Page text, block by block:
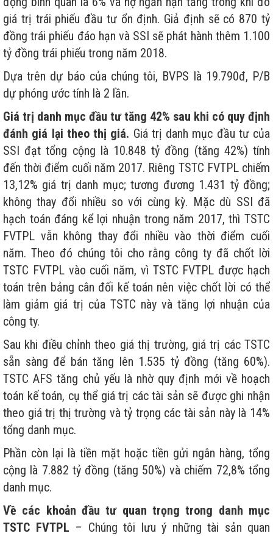
giá trị trái phiếu đầu tư ổn định. Giả định sẽ có 870 tỷ
đồng trái phiếu đáo hạn và SSI sẽ phát hành thêm 1.100
tỷ đồng trái phiếu trong năm 2018.
Dựa trên dự báo của chúng tôi, BVPS là 19.790đ, P/B
dự phóng ước tính là 2 lần.
Giá trị danh mục đầu tư tăng 42% sau khi có quy định
đánh giá lại theo thị giá. Giá trị danh mục đầu tư của
SSI đạt tổng cộng là 10.848 tỷ đồng (tăng 42%) tính
đến thời điểm cuối năm 2017. Riêng TSTC FVTPL chiếm
13,12% giá trị danh mục; tương đương 1.431 tỷ đồng;
không thay đổi nhiều so với cùng kỳ. Mặc dù SSI đã
hạch toán đáng kể lợi nhuận trong năm 2017, thì TSTC
FVTPL vẫn không thay đổi nhiều vào thời điểm cuối
năm. Theo đó chúng tôi cho rằng công ty đã chốt lời
TSTC FVTPL vào cuối năm, vì TSTC FVTPL được hạch
toán trên bảng cân đối kế toán nên việc chốt lời có thể
làm giảm giá trị của TSTC này và tăng lợi nhuận của
công ty.
Sau khi điều chỉnh theo giá thị trường, giá trị các TSTC
sẵn sàng để bán tăng lên 1.535 tỷ đồng (tăng 60%).
TSTC AFS tăng chủ yếu là nhờ quy định mới về hoạch
toán kế toán, cụ thể giá trị các tài sản sẽ được ghi nhận
theo giá trị thị trường và tỷ trọng các tài sản này là 14%
tổng danh mục.
Phần còn lại là tiền mặt hoặc tiền gửi ngân hàng, tổng
cộng là 7.882 tỷ đồng (tăng 50%) và chiếm 72,8% tổng
danh mục.
Về các khoản đầu tư quan trọng trong danh mục
TSTC FVTPL – Chúng tôi lưu ý những tài sản quan